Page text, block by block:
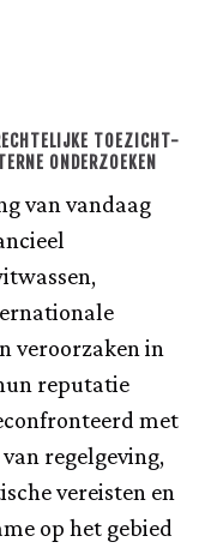
TOEZICHT-
ONDERZOEKEN
van vandaag
veroorzaken in
reputatie
met
regelgeving,
vereisten en
op het gebied